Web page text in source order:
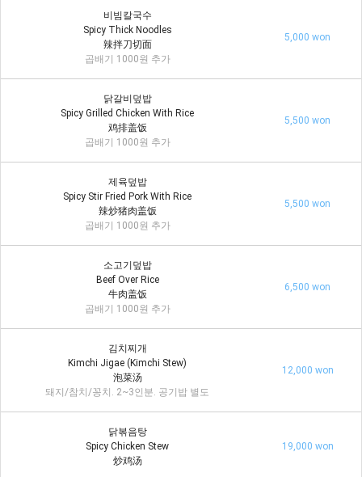
비빔칼국수
Spicy Thick Noodles
辣拌刀切面
곱배기 1000원 추가
5,000 won
닭갈비덮밥
Spicy Grilled Chicken With Rice
鸡排盖饭
곱배기 1000원 추가
5,500 won
제육덮밥
Spicy Stir Fried Pork With Rice
辣炒猪肉盖饭
곱배기 1000원 추가
5,500 won
소고기덮밥
Beef Over Rice
牛肉盖饭
곱배기 1000원 추가
6,500 won
김치찌개
Kimchi Jigae (Kimchi Stew)
泡菜汤
돼지/참치/꽁치. 2~3인분. 공기밥 별도
12,000 won
닭볶음탕
Spicy Chicken Stew
炒鸡汤
19,000 won